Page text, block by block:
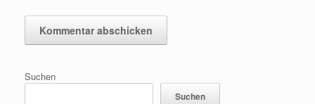
Suchen
Suchen